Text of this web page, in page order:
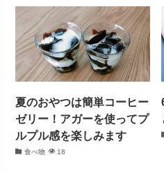
夏のおやつは簡単コーヒー
ゼリー！アガーを使ってプ
ルプル感を楽しみます
食べ物 18